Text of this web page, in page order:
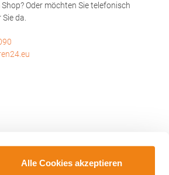
Alle Cookies akzeptieren
Oder möchten Sie telefonisch
da.